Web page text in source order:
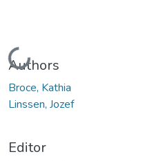
Cargando...
Authors
Broce, Kathia
Linssen, Jozef
Editor